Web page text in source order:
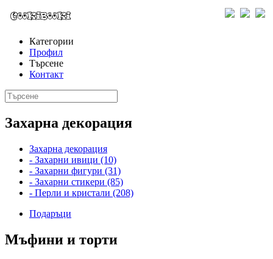
Категории
Профил
Търсене
Контакт
Захарна декорация
Захарна декорация
- Захарни ивици (10)
- Захарни фигури (31)
- Захарни стикери (85)
- Перли и кристали (208)
Подаръци
Мъфини и торти